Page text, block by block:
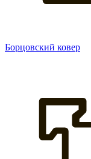
Борцовский ковер